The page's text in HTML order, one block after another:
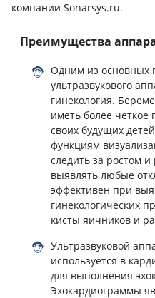
компании Sonarsys.ru.
Преимущества
Одним из основных
ультразвукового
гинекология.
иметь более четкое
своих будущих
функциям
следить за ростом
выявлять любые
эффективен при
гинекологических
кисты яичников и
Ультразвуковой
используется в
для выполнения
Эхокардиограммы